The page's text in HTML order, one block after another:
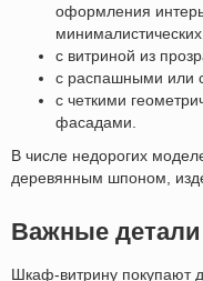
оформления
с витриной из
с распашными или
с четкими
фасадами.
В числе недорогих
деревянным шпоном,
Важные детали
Шкаф-витрину покупают